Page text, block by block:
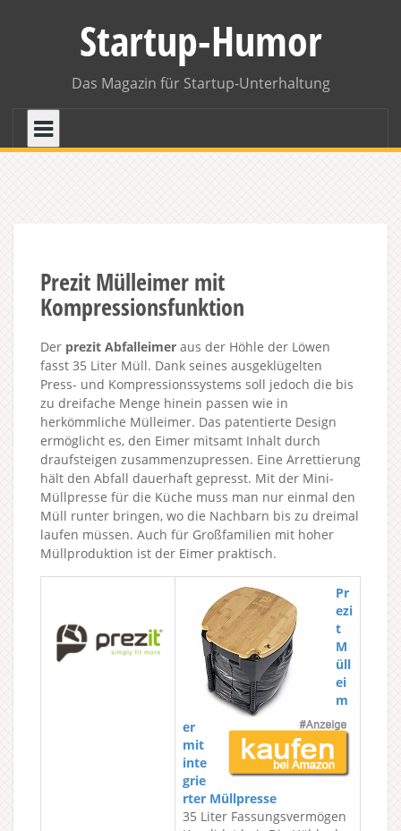
Startup-Humor
Das Magazin für Startup-Unterhaltung
Prezit Mülleimer mit
Kompressionsfunktion
Der prezit Abfalleimer aus der Höhle der Löwen
fasst 35 Liter Müll. Dank seines ausgeklügelten
Press- und Kompressionssystems soll jedoch die bis
zu dreifache Menge hinein passen wie in
herkömmliche Mülleimer. Das patentierte Design
ermöglicht es, den Eimer mitsamt Inhalt durch
draufsteigen zusammenzupressen. Eine Arrettierung
hält den Abfall dauerhaft gepresst. Mit der Mini-
Müllpresse für die Küche muss man nur einmal den
Müll runter bringen, wo die Nachbarn bis zu dreimal
laufen müssen. Auch für Großfamilien mit hoher
Müllproduktion ist der Eimer praktisch.
Pr
ezi
t
M
üll
ei
m
er
mit
inte
grie
rter Müllpresse
35 Liter Fassungsvermögen